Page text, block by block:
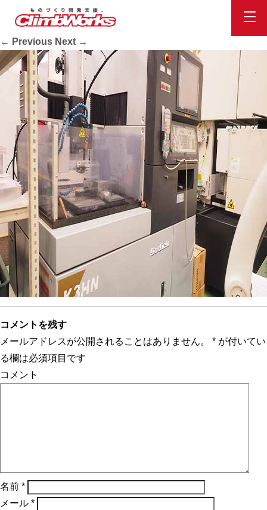
equip09
Published2020.10.16at734 × 413
← Previous Next →
コメントを残す
メールアドレスが公開されることはありません。
* が付いてい
る欄は必須項目です
コメント
名前 *
メール *